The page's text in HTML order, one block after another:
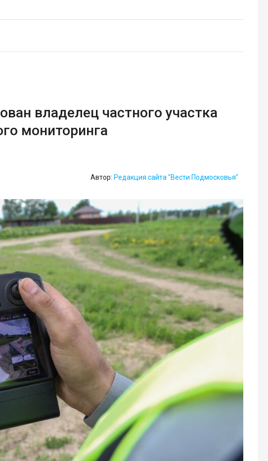
владелец частного участка
мониторинга
Автор: Редакция сайта "Вести Подмосковья"